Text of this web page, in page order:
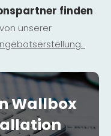
finden
unserer
botserstellung.
Wallbox